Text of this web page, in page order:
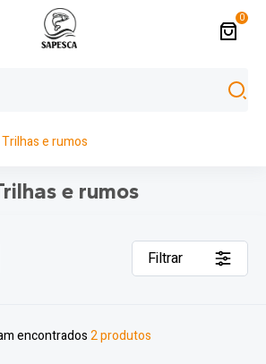
0
Trilhas e rumos
e rumos
encontrados2 produtos
Filtrar